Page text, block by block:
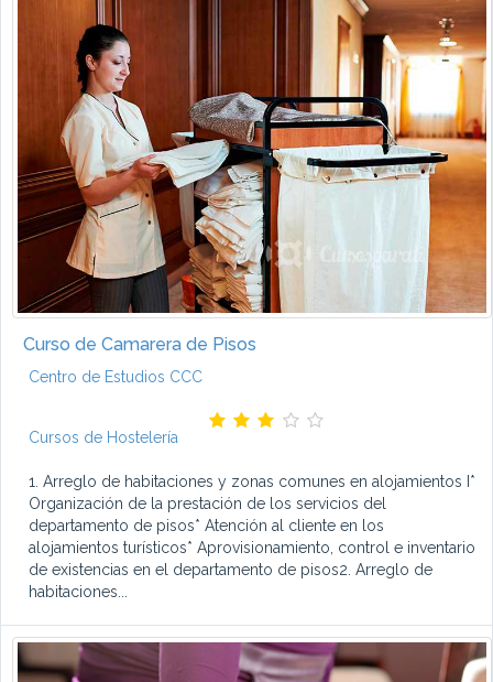
Curso de Camarera de Pisos
Centro de Estudios CCC
Cursos de Hostelería
1. Arreglo de habitaciones y zonas comunes en alojamientos I*
Organización de la prestación de los servicios del
departamento de pisos* Atención al cliente en los
alojamientos turísticos* Aprovisionamiento, control e inventario
de existencias en el departamento de pisos2. Arreglo de
habitaciones...